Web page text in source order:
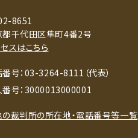
8651
都千代田区隼町4番2号
スはこちら
号：03-3264-8111（代表）
番号：3000013000001
裁判所の所在地・電話番号等一覧